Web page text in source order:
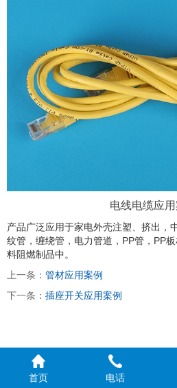
电线电缆应用
产品广泛应用于家电外壳注塑、挤出，
纹管，缠绕管，电力管道，PP管，PP
料阻燃制品中。
上一条： 管材应用案例
下一条： 插座开关应用案例
首页 电话